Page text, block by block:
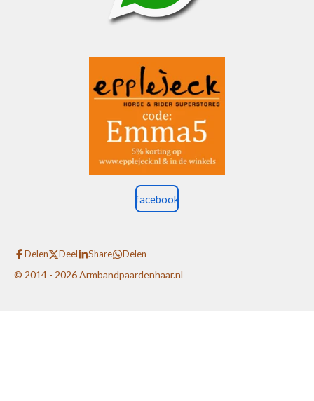
facebook
Delen Deel Share Delen
© 2014 - 2026 Armbandpaardenhaar.nl